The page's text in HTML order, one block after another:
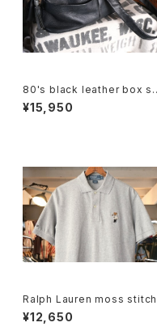
80's black leather box
ulder Bag w/ tassel
¥15,950
Ralph Lauren moss stitch
polo Shirt "POLO BEAR"
¥12,650